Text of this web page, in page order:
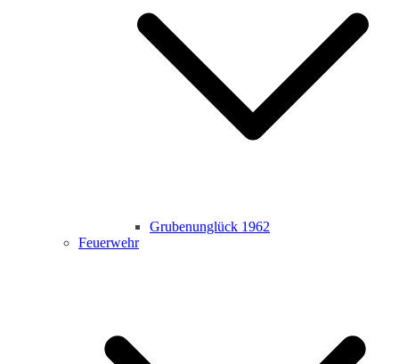
Grubenunglück 1962
Feuerwehr